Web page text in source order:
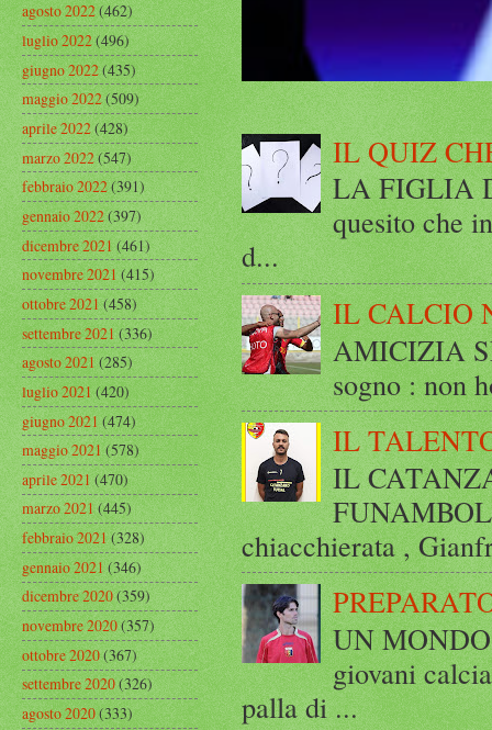
IL QUIZ
LA FIGLIA
quesito che
d...
IL CALCIO
AMICIZIA
sogno : non
IL
IL
chiacchierata ,
UN
giovani
palla di ...
agosto 2022(462)
luglio 2022(496)
giugno 2022(435)
maggio 2022(509)
aprile 2022(428)
marzo 2022(547)
febbraio 2022(391)
gennaio 2022(397)
dicembre 2021(461)
novembre 2021(415)
ottobre 2021(458)
settembre 2021(336)
agosto 2021(285)
luglio 2021(420)
giugno 2021(474)
maggio 2021(578)
aprile 2021(470)
marzo 2021(445)
febbraio 2021(328)
gennaio 2021(346)
dicembre 2020(359)
novembre 2020(357)
ottobre 2020(367)
settembre 2020(326)
agosto 2020(333)